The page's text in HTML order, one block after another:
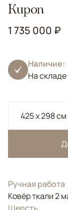
Kupon
1 735 000 ₽
Наличие:
На
425 x 298 см
Ручная работа
Ковёр ткали 2